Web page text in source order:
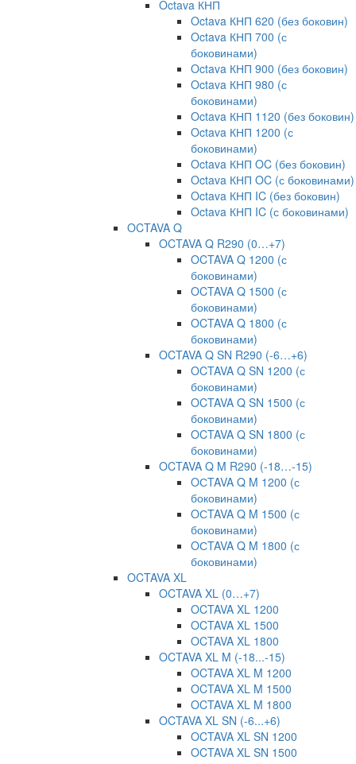
Octava КНП
Octava КНП 620 (без боковин)
Octava КНП 700 (с
боковинами)
Octava КНП 900 (без боковин)
Octava КНП 980 (с
боковинами)
Octava КНП 1120 (без боковин)
Octava КНП 1200 (с
боковинами)
Octava КНП OC (без боковин)
Octava КНП OC (с боковинами)
Octava КНП IC (без боковин)
Octava КНП IC (с боковинами)
OCTAVA Q
OCTAVA Q R290 (0…+7)
OCTAVA Q 1200 (с
боковинами)
OCTAVA Q 1500 (с
боковинами)
OCTAVA Q 1800 (с
боковинами)
OCTAVA Q SN R290 (-6…+6)
OCTAVA Q SN 1200 (с
боковинами)
OCTAVA Q SN 1500 (с
боковинами)
OCTAVA Q SN 1800 (с
боковинами)
OCTAVA Q M R290 (-18…-15)
OСTAVA Q M 1200 (с
боковинами)
OСTAVA Q M 1500 (с
боковинами)
OСTAVA Q M 1800 (с
боковинами)
OCTAVA XL
OCTAVA XL (0…+7)
OCTAVA XL 1200
OCTAVA XL 1500
OCTAVA XL 1800
OCTAVA XL M (-18...-15)
OCTAVA XL M 1200
OCTAVA XL M 1500
OCTAVA XL M 1800
OCTAVA XL SN (-6...+6)
OCTAVA XL SN 1200
OCTAVA XL SN 1500